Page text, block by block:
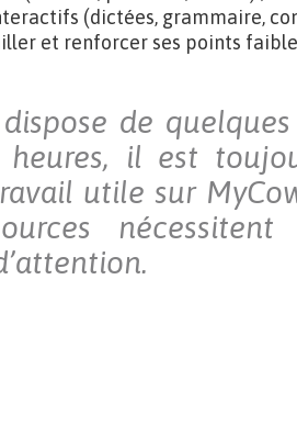
(dictées, grammaire,
et renforcer ses points
dispose de
heures, il est
utile sur